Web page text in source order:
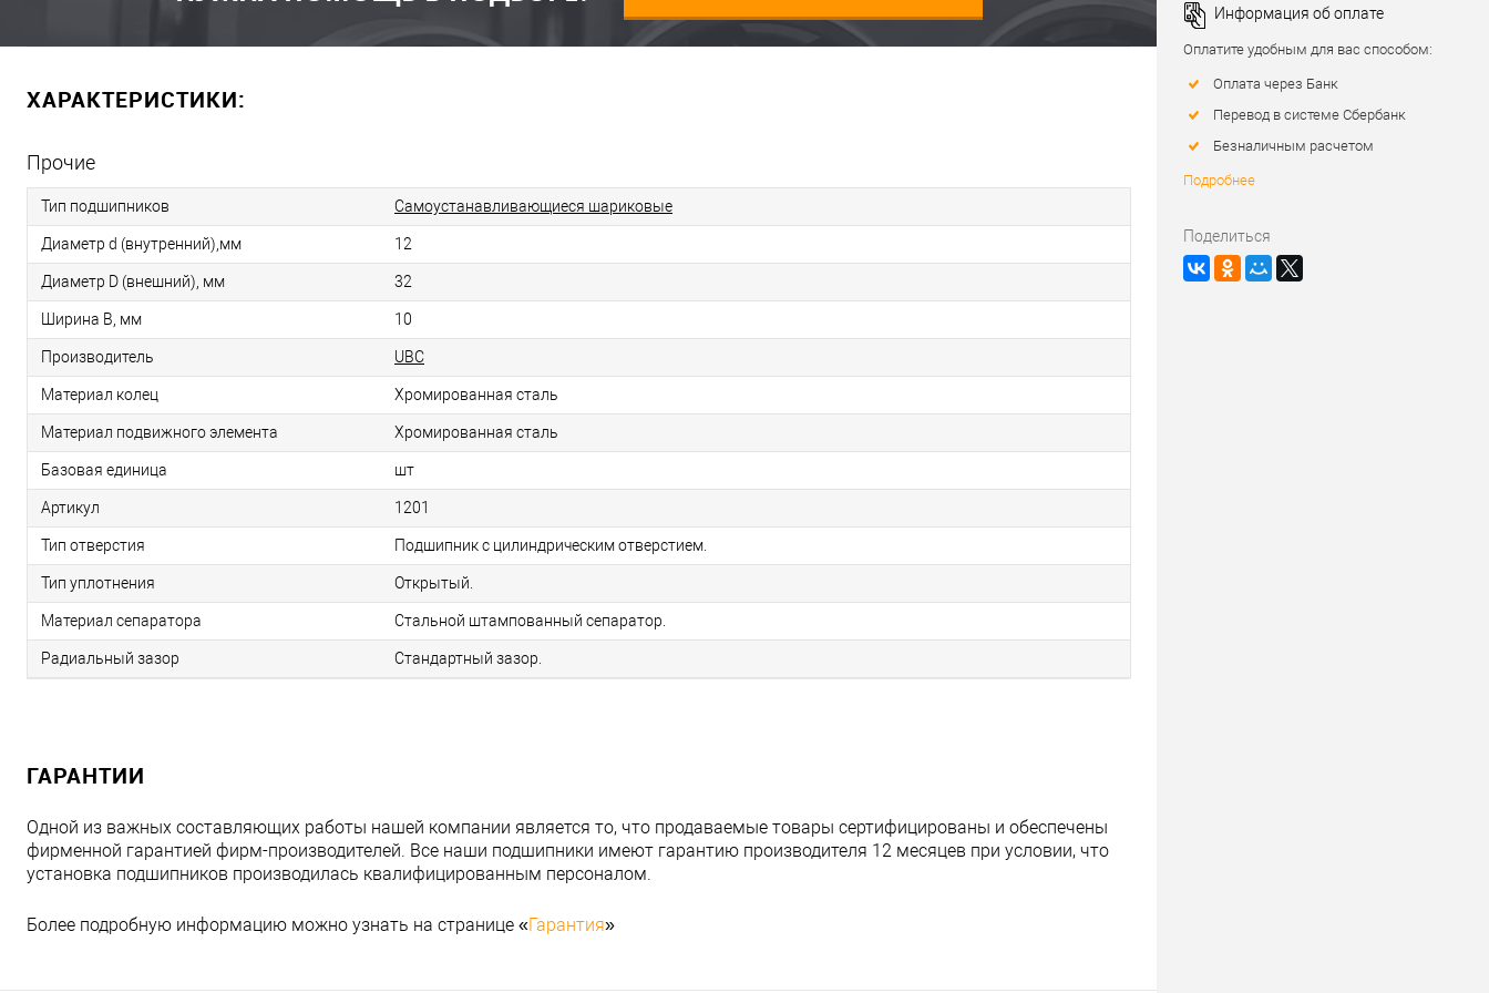
ХАРАКТЕРИСТИКИ:
Прочие
Тип подшипников Самоустанавливающиеся шариковые
Диаметр d (внутренний),мм 12
Диаметр D (внешний), мм 32
Ширина B, мм 10
Производитель UBC
Материал колец Хромированная сталь
Материал подвижного элемента Хромированная сталь
Базовая единица шт
Артикул 1201
Тип отверстия Подшипник с цилиндрическим отверстием.
Тип уплотнения Открытый.
Материал сепаратора Стальной штампованный сепаратор.
Радиальный зазор Стандартный зазор.
ГАРАНТИИ
Одной из важных составляющих работы нашей компании является то, что продаваемые товары сертифицированы и обеспечены
фирменной гарантией фирм-производителей. Все наши подшипники имеют гарантию производителя 12 месяцев при условии, что
установка подшипников производилась квалифицированным персоналом.
Более подробную информацию можно узнать на странице «Гарантия»
Информация об оплате
Оплатите удобным для вас способом:
Оплата через Банк
Перевод в системе Сбербанк
Безналичным расчетом
Подробнее
Поделиться